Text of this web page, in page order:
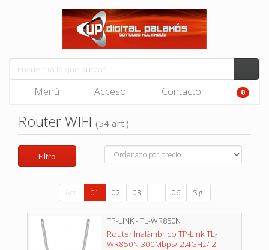
Menú Acceso Contacto 0
Router WIFI (54 art.)
Filtro
Ant. 01 02 03 ... 06 Sig.
TP-LINK - TL-WR850N
Router Inalámbrico TP-Link TL-
WR850N 300Mbps/ 2.4GHz/ 2